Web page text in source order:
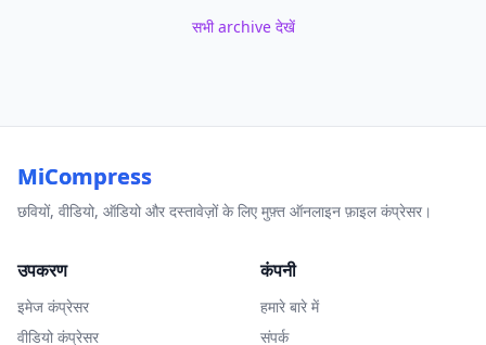
सभी archive देखें
MiCompress
छवियों, वीडियो, ऑडियो और दस्तावेज़ों के लिए मुफ़्त ऑनलाइन फ़ाइल कंप्रेसर।
उपकरण
इमेज कंप्रेसर
वीडियो कंप्रेसर
कंपनी
हमारे बारे में
संपर्क